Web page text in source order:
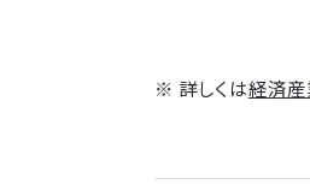
※ 詳しくは経済